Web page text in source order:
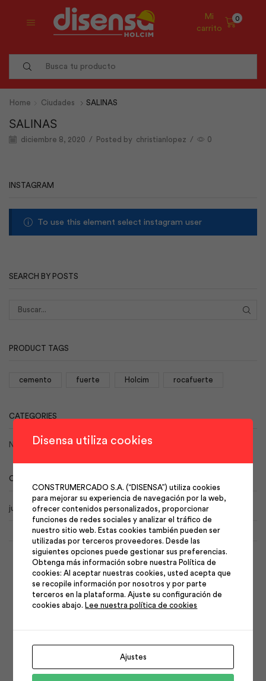
Mi
carrito
0
Home Ciudades SALINAS
SALINAS
diciembre 8, 2020 / Posted by christianlopez / 0
INSTAGRAM
To use this element select instagram user
SEARCH BY POSTS
PRODUCT TAGS
cemento fuerte Holcim rocafuerte
CATEGORIES
No hay categorías
CALENDAR
julio 2026
M X J V S
1 2 3 4
7 8 9 10 11
12
14 15 16 17 18
22 23 24 25
27
28 29 30 31
Disensa utiliza cookies
CONSTRUMERCADO S.A. (“DISENSA”) utiliza cookies
para mejorar su experiencia de navegación por la web,
ofrecer contenidos personalizados, proporcionar
funciones de redes sociales y analizar el tráfico de
nuestro sitio web. Estas cookies también pueden ser
utilizadas por terceros proveedores. Desde las
siguientes opciones puede gestionar sus preferencias.
Obtenga más información sobre nuestra Política de
cookies: Al aceptar nuestras cookies, usted acepta que
se recopile información por nosotros y por parte
terceros en la plataforma. Ajuste su configuración de
cookies abajo.
Lee nuestra política de cookies
Ajustes